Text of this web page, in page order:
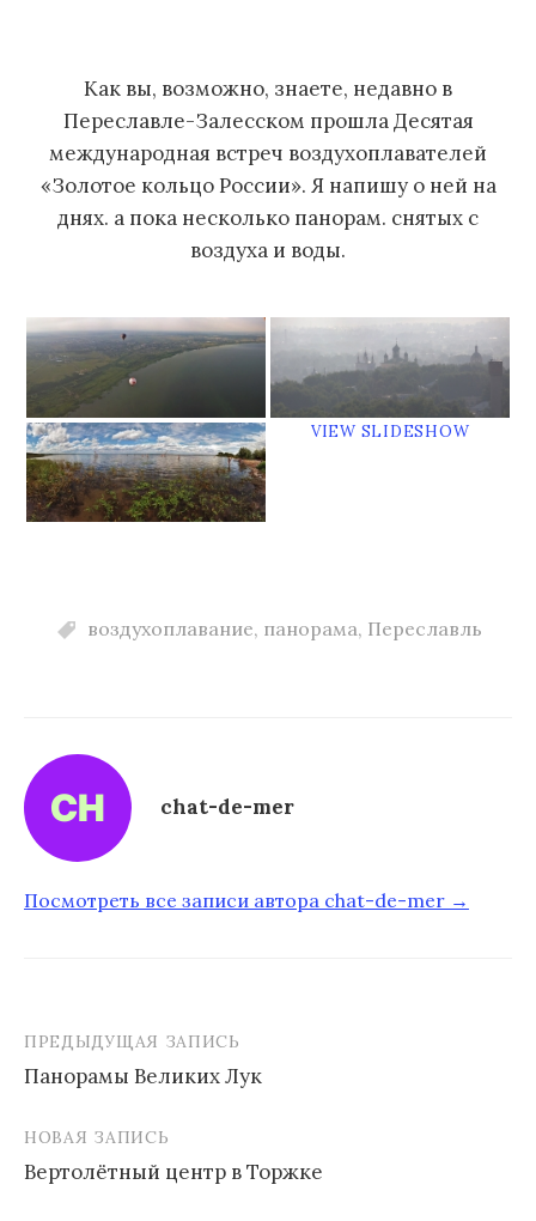
Как вы, возможно, знаете, недавно в
Переславле-Залесском прошла Десятая
международная встреч воздухоплавателей
«Золотое кольцо России». Я напишу о ней на
днях. а пока несколько панорам. снятых с
воздуха и воды.
VIEW SLIDESHOW
воздухоплавание, панорама, Переславль
chat-de-mer
Посмотреть все записи автора chat-de-mer →
а
ПРЕДЫДУЩАЯ ЗАПИСЬ
Панорамы Великих Лук
НОВАЯ ЗАПИСЬ
Вертолётный центр в Торжке